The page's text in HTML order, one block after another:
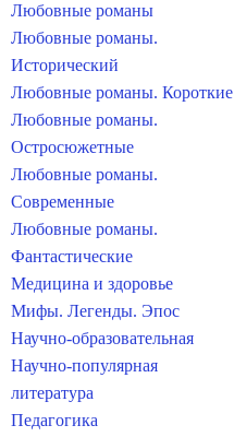
Любовные романы
Любовные романы.
Исторический
Любовные романы. Короткие
Любовные романы.
Остросюжетные
Любовные романы.
Современные
Любовные романы.
Фантастические
Медицина и здоровье
Мифы. Легенды. Эпос
Научно-образовательная
Научно-популярная
литература
Педагогика